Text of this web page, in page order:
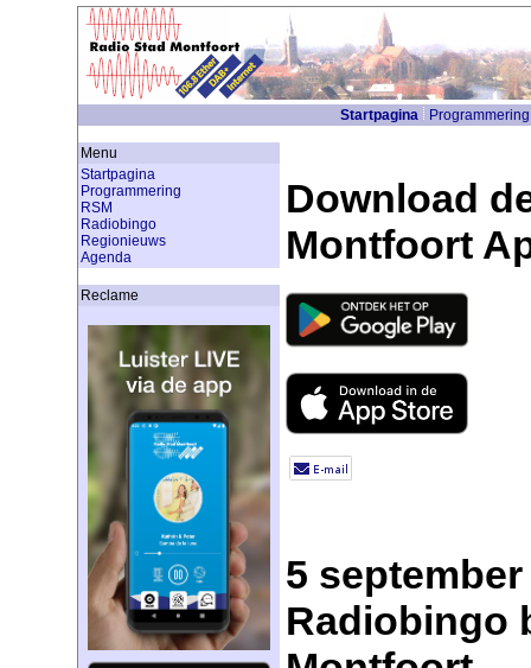
Startpagina Programmering
Menu
Startpagina
Programmering
RSM
Radiobingo
Regionieuws
Agenda
Reclame
Download
Montfoort
5
Radiobingo